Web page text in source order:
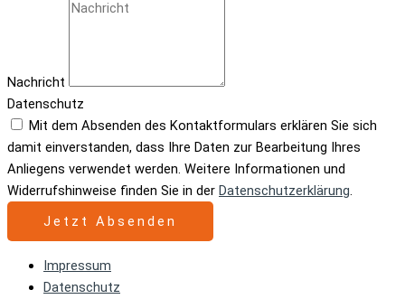
Nachricht
Datenschutz
Mit dem Absenden des Kontaktformulars erklären Sie sich
damit einverstanden, dass Ihre Daten zur Bearbeitung Ihres
Anliegens verwendet werden. Weitere Informationen und
Widerrufshinweise finden Sie in der Datenschutzerklärung.
Jetzt Absenden
Impressum
Datenschutz